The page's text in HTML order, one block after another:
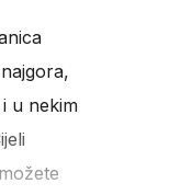
u nekim